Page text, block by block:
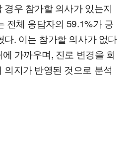
경우 참가할 의사가 있는지
전체 응답자의 59.1%가 긍
다. 이는 참가할 의사가 없다
가까우며, 진로 변경을 희
의지가 반영된 것으로 분석